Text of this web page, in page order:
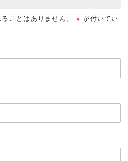
ことはありません。 ※ が付いてい